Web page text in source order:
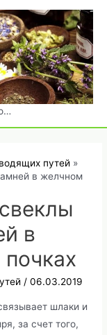
путей
в желчном
в
/06.03.2019
шлаки и
за счет того,